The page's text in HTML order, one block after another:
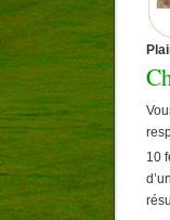
10